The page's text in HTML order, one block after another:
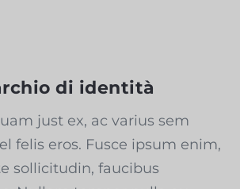
di identità
just ex, ac varius sem
felis eros. Fusce ipsum enim,
sollicitudin, faucibus